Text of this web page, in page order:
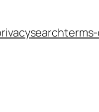
search